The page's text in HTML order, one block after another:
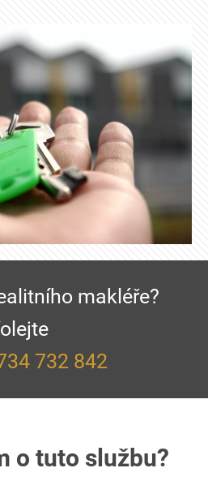
makléře?
732 842
o tuto službu?